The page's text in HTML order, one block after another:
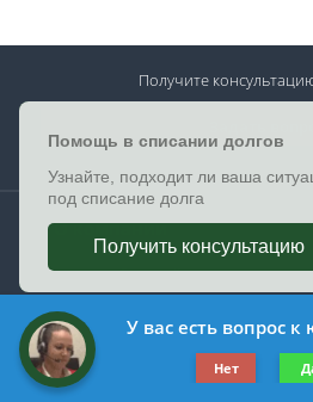
О компании
Форма обратной связи
©2019-2026 Все права защищены.
Получите
У вас есть вопрос к
Нет